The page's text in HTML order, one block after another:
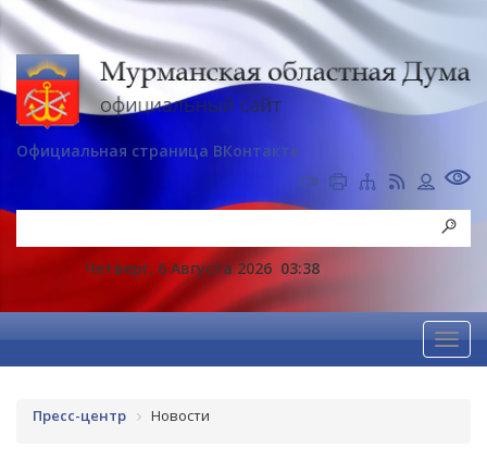
Официальная страница ВКонтакте
Четверг, 6 Августа 2026 03:38
Пресс-центр Новости